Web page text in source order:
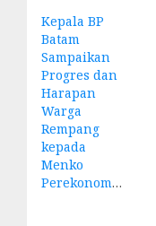
Kepala BP
Batam
Sampaikan
Progres dan
Harapan
Warga
Rempang
kepada
Menko
Perekonomian